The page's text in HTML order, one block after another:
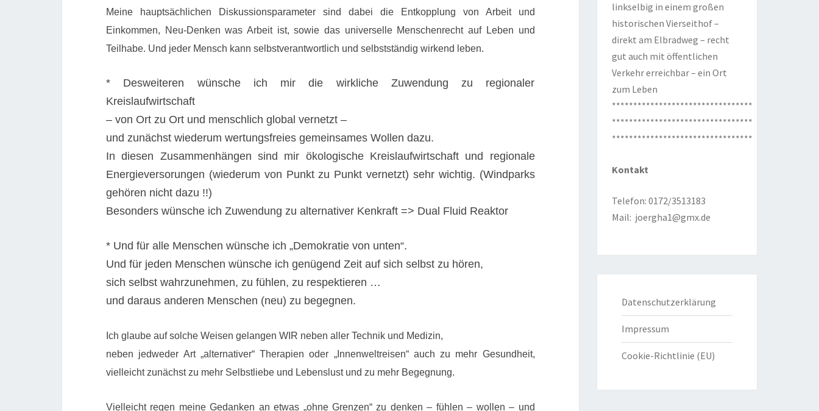
Meine hauptsächlichen Diskussionsparameter sind dabei die Entkopplung von Arbeit und
Einkommen, Neu-Denken was Arbeit ist, sowie das universelle Menschenrecht auf Leben und
Teilhabe. Und jeder Mensch kann selbstverantwortlich und selbstständig wirkend leben.
* Desweiteren wünsche ich mir die wirkliche Zuwendung zu regionaler
Kreislaufwirtschaft
– von Ort zu Ort und menschlich global vernetzt –
und zunächst wiederum wertungsfreies gemeinsames Wollen dazu.
In diesen Zusammenhängen sind mir ökologische Kreislaufwirtschaft und regionale
Energieversorungen (wiederum von Punkt zu Punkt vernetzt) sehr wichtig. (Windparks
gehören nicht dazu !!)
Besonders wünsche ich Zuwendung zu alternativer Kenkraft => Dual Fluid Reaktor
* Und für alle Menschen wünsche ich „Demokratie von unten“.
Und für jeden Menschen wünsche ich genügend Zeit auf sich selbst zu hören,
sich selbst wahrzunehmen, zu fühlen, zu respektieren …
und daraus anderen Menschen (neu) zu begegnen.
Ich glaube auf solche Weisen gelangen WIR neben aller Technik und Medizin,
neben jedweder Art „alternativer“ Therapien oder „Innenweltreisen“ auch zu mehr Gesundheit,
vielleicht zunächst zu mehr Selbstliebe und Lebenslust und zu mehr Begegnung.
Vielleicht regen meine Gedanken an etwas „ohne Grenzen“ zu denken – fühlen – wollen – und
linkselbig in einem großen
historischen Vierseithof –
direkt am Elbradweg – recht
gut auch mit öffentlichen
Verkehr erreichbar – ein Ort
zum Leben
*********************************
*********************************
*********************************
Kontakt
Telefon: 0172/3513183
Mail: joergha1@gmx.de
Datenschutzerklärung
Impressum
Cookie-Richtlinie (EU)